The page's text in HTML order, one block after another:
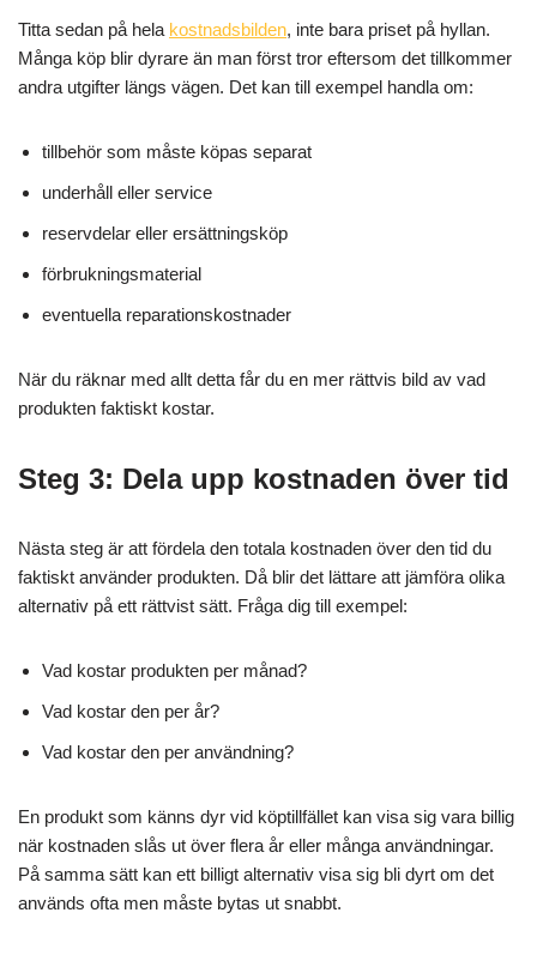
Titta sedan på hela kostnadsbilden, inte bara priset på hyllan.
Många köp blir dyrare än man först tror eftersom det tillkommer
andra utgifter längs vägen. Det kan till exempel handla om:
tillbehör som måste köpas separat
underhåll eller service
reservdelar eller ersättningsköp
förbrukningsmaterial
eventuella reparationskostnader
När du räknar med allt detta får du en mer rättvis bild av vad
produkten faktiskt kostar.
Steg 3: Dela upp kostnaden över tid
Nästa steg är att fördela den totala kostnaden över den tid du
faktiskt använder produkten. Då blir det lättare att jämföra olika
alternativ på ett rättvist sätt. Fråga dig till exempel:
Vad kostar produkten per månad?
Vad kostar den per år?
Vad kostar den per användning?
En produkt som känns dyr vid köptillfället kan visa sig vara billig
när kostnaden slås ut över flera år eller många användningar.
På samma sätt kan ett billigt alternativ visa sig bli dyrt om det
används ofta men måste bytas ut snabbt.